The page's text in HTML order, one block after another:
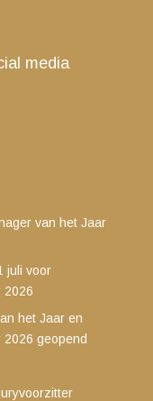
media
van het Jaar
juli voor
2026
het Jaar en
geopend